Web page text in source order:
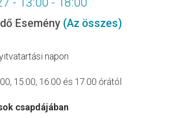
- 13:00 - 18:00
Esemény (Az összes)
napon
15.00, 16.00 és 17.00 órától
csapdájában